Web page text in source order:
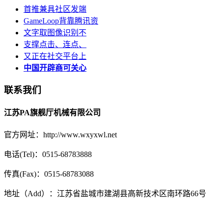
首推兼具社区发端
GameLoop背靠腾讯资
文字取图像识别不
支撑点击、连点、
又正在社交平台上
中国开辟商可关心
联系我们
江苏PA旗舰厅机械有限公司
官方网址：http://www.wxyxwl.net
电话(Tel)：0515-68783888
传真(Fax)：0515-68783088
地址（Add）：江苏省盐城市建湖县高新技术区南环路66号